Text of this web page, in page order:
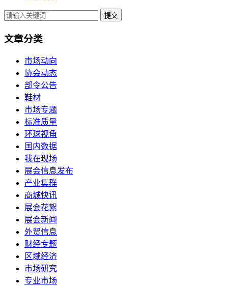
提交
文章分类
市场动向
协会动态
部令公告
鞋材
市场专题
标准质量
环球视角
国内数据
我在现场
展会信息发布
产业集群
商城快讯
展会花絮
展会新闻
外贸信息
财经专题
区域经济
市场研究
专业市场